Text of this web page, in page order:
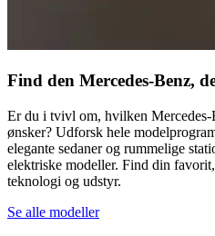
Find den Mercedes-Benz,
Er du i tvivl om, hvilken Mercedes-
ønsker? Udforsk hele
elegante sedaner og rummelige
elektriske modeller. Find din
teknologi og udstyr.
Se alle modeller